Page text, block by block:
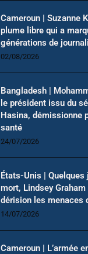
Cameroun | Suzanne
plume libre qui a
générations de
02/08/2026
Bangladesh |
le président issu du
Hasina, démissionne
santé
24/07/2026
États-Unis |
mort, Lindsey
dérision les menaces
14/07/2026
Cameroun | L’armée